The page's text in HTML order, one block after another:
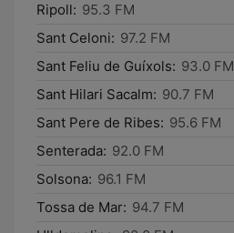
Ripoll: 95.3 FM
Sant Celoni: 97.2 FM
Sant Feliu de Guíxols: 93.0 FM
Sant Hilari Sacalm: 90.7 FM
Sant Pere de Ribes: 95.6 FM
Senterada: 92.0 FM
Solsona: 96.1 FM
Tossa de Mar: 94.7 FM